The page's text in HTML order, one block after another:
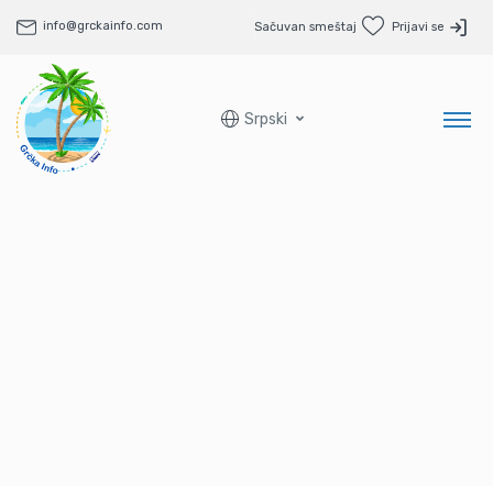
info@grckainfo.com Sačuvan smeštaj Prijavi se
Srpski